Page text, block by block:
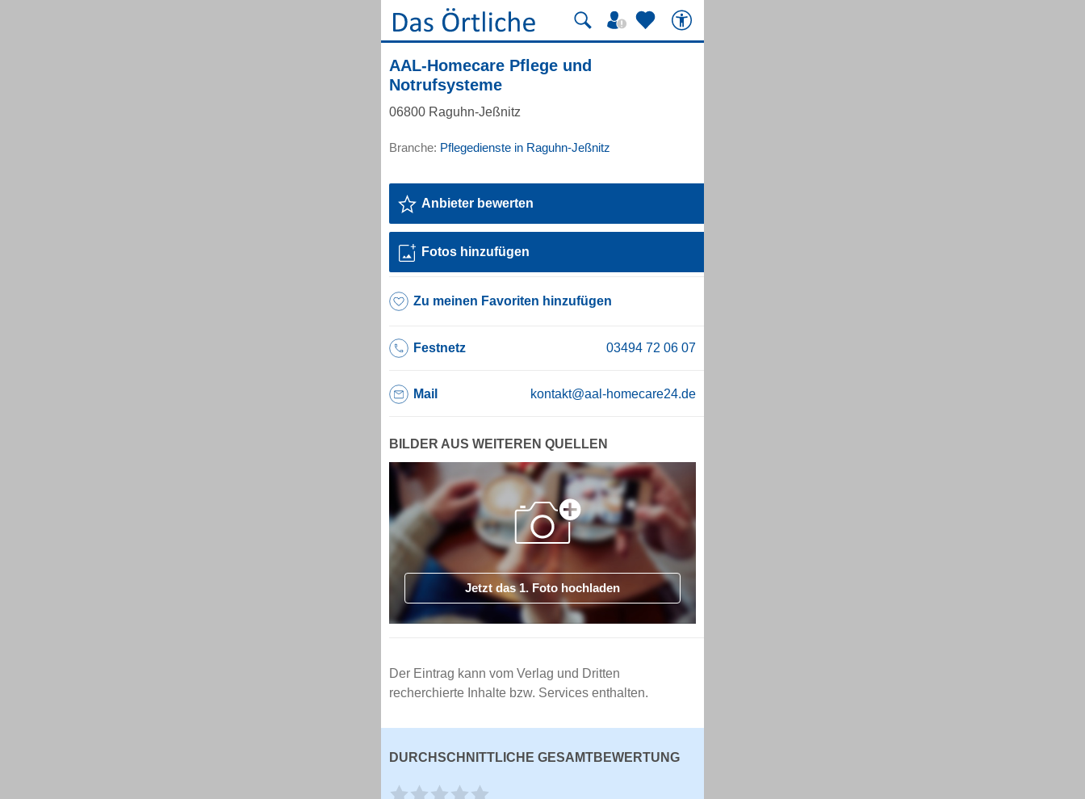
AAL-Homecare Pflege und
Notrufsysteme
06800 Raguhn-Jeßnitz
Branche: Pflegedienste in Raguhn-Jeßnitz
Anbieter bewerten
Fotos hinzufügen
Zu meinen Favoriten hinzufügen
Festnetz
Mail kontakt@aal-homecare24.de
BILDER AUS WEITEREN QUELLEN
Jetzt das 1. Foto hochladen
Der Eintrag kann vom Verlag und Dritten
recherchierte Inhalte bzw. Services enthalten.
DURCHSCHNITTLICHE GESAMTBEWERTUNG